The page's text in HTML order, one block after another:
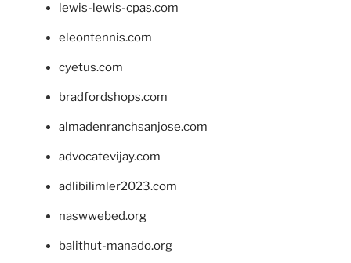
lewis-lewis-cpas.com
eleontennis.com
cyetus.com
bradfordshops.com
almadenranchsanjose.com
advocatevijay.com
adlibilimler2023.com
naswwebed.org
balithut-manado.org